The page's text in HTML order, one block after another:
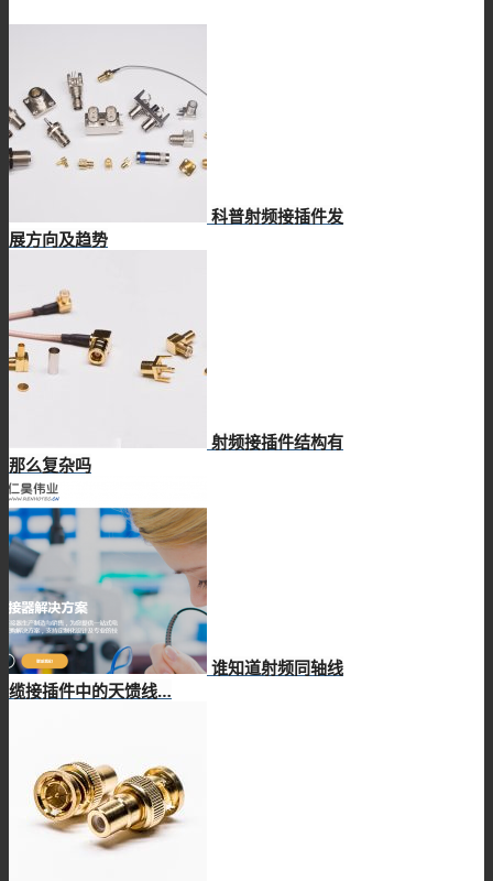
科普射频接插件发
展方向及趋势
射频接插件结构有
那么复杂吗
谁知道射频同轴线
缆接插件中的天馈线…